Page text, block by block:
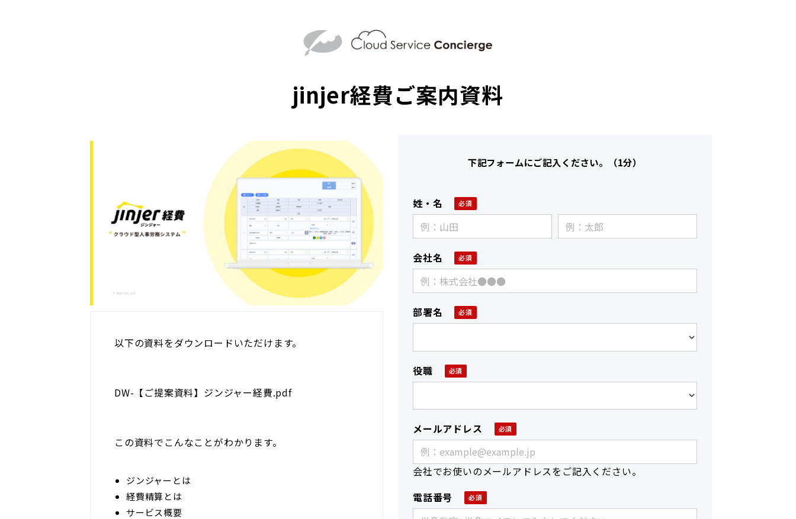
jinjer経費ご案内資料
以下の資料をダウンロードいただけます。
DW-【ご提案資料】ジンジャー経費.pdf
この資料でこんなことがわかります。
ジンジャーとは
経費精算とは
サービス概要
下記フォームにご記入ください。（1分）
姓・名
会社名
部署名
役職
メールアドレス
会社でお使いのメールアドレスをご記入ください。
電話番号